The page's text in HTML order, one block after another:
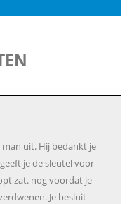
uit. Hij bedankt je
je de sleutel voor
zat. nog voordat je
Je besluit